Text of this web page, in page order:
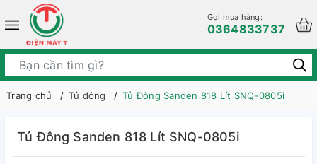
Gọi mua hàng:
0364833737
Trang chủ Tủ đông Tủ Đông Sanden 818 Lít SNQ-0805i
Tủ Đông Sanden 818 Lít SNQ-0805i